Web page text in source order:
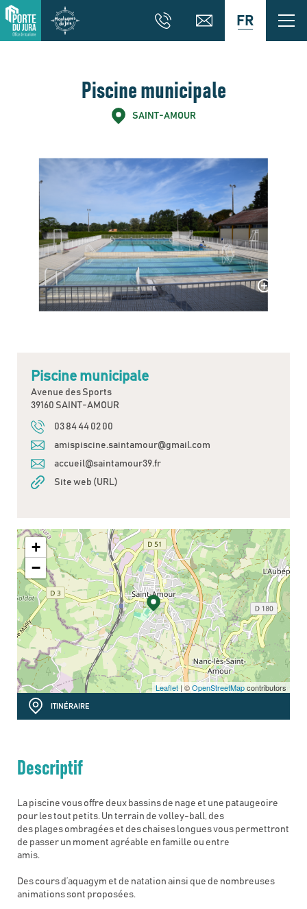
FR
Piscine municipale
SAINT-AMOUR
Piscine municipale
Avenue des Sports
39160 SAINT-AMOUR
03 84 44 02 00
amispiscine.saintamour@gmail.com
accueil@saintamour39.fr
Site web (URL)
+
−
Leaflet | ©OpenStreetMapcontributors
ITINÉRAIRE
Descriptif
La piscine vous offre deux bassins de nage et une pataugeoire
pour les tout petits. Un terrain de volley-ball, des
des plages ombragées et des chaises longues vous permettront
de passer un moment agréable en famille ou entre
amis.
Des cours d’aquagym et de natation ainsi que de nombreuses
animations sont proposées.